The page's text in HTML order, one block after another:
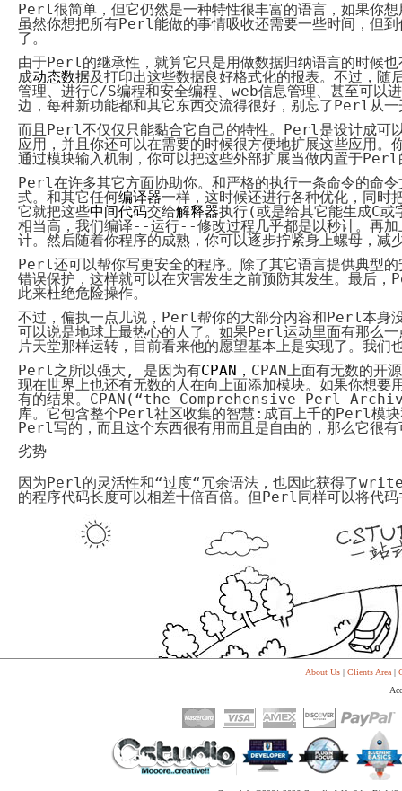
Perl很简单，但它仍然是一种特性很丰富的语言，如果你
虽然你想把所有Perl能做的事情吸收还需要一些时间，但
了。
由于Perl的继承性，就算它只是用做数据归纳语言的时候
成动态数据及打印出这些数据良好格式化的报表。不过，随
管理、 进行C/S编程和安全编程、 web信息管理、 甚至可以
边，每种新功能都和其它东西交流得很好，别忘了Perl从
而且 Perl不仅仅只能黏合它自己的特性。 Perl是设计成可
应用，并且你还可以在需要的时候很方便地扩展这些应用。
通过模块输入机制，你可以把这些外部扩展当做内置于Perl
Perl在许多其它方面协助你。和严格的执行一条命令的命令
式。和其它任何编译器一样，这时候还进行各种优化，同时
它就把这些中间代码交给解释器执行(或是给其它能生成C或
相当高，我们编译- -运行- -修改过程几乎都是以秒计。再加
计。然后随着你程序的成熟，你可以逐步拧紧身上螺母，减
Perl还可以帮你写更安全的程序。除了其它语言提供典型
错误保护，这样就可以在灾害发生之前预防其发生。最后，
此来杜绝危险操作。
不过，偏执一点儿说， Perl帮你的大部分内容和Perl本身
可以说是地球上最热心的人了。如果Perl运动里面有那么
片天堂那样运转，目前看来他的愿望基本上是实现了。我们
Perl之所以强大 , 是因为有CPAN ， CPAN上面有无数的开
现在世界上也还有无数的人在向上面添加模块。 如果你想要
有的结果。 CPAN(“the Comprehensive Perl
库。它包含整个Perl社区收集的智慧 : 成百上千的Perl模
Perl写的，而且这个东西很有用而且是自由的，那么它很
劣势
因为Perl的灵活性和“过度“冗余语法，也因此获得了
的程序代码长度可以相差十倍百倍。但Perl同样可以将代
About Us| Clients Area|